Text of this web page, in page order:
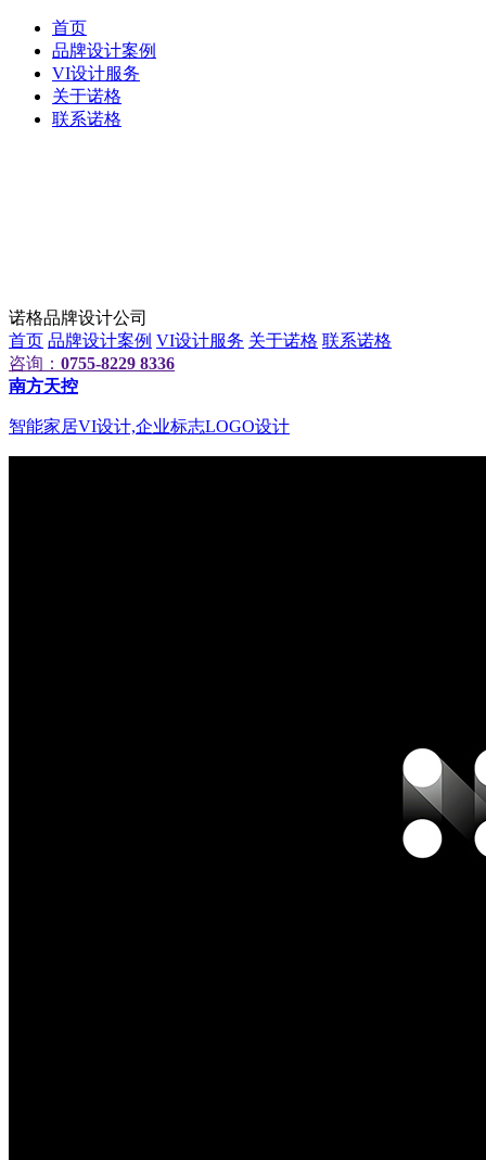
首页
品牌设计案例
VI设计服务
关于诺格
联系诺格
诺格品牌设计公司
首页 品牌设计案例 VI设计服务 关于诺格 联系诺格
咨询： 0755-8229 8336
南方天控
智能家居VI设计,企业标志LOGO设计